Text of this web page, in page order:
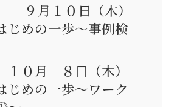
９月１０日（木）
じめの一歩～事例検
１０月 ８日（木）
めの一歩～ワーク